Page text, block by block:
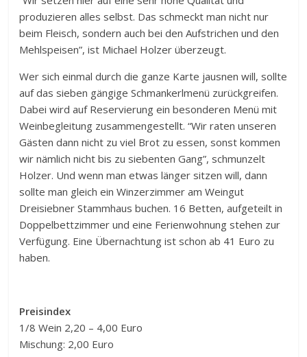
produzieren alles selbst. Das schmeckt man nicht nur
beim Fleisch, sondern auch bei den Aufstrichen und den
Mehlspeisen”, ist Michael Holzer überzeugt.
Wer sich einmal durch die ganze Karte jausnen will, sollte
auf das sieben gängige Schmankerlmenü zurückgreifen.
Dabei wird auf Reservierung ein besonderen Menü mit
Weinbegleitung zusammengestellt. “Wir raten unseren
Gästen dann nicht zu viel Brot zu essen, sonst kommen
wir nämlich nicht bis zu siebenten Gang”, schmunzelt
Holzer. Und wenn man etwas länger sitzen will, dann
sollte man gleich ein Winzerzimmer am Weingut
Dreisiebner Stammhaus buchen. 16 Betten, aufgeteilt in
Doppelbettzimmer und eine Ferienwohnung stehen zur
Verfügung. Eine Übernachtung ist schon ab 41 Euro zu
haben.
Preisindex
1/8 Wein 2,20 – 4,00 Euro
Mischung: 2,00 Euro